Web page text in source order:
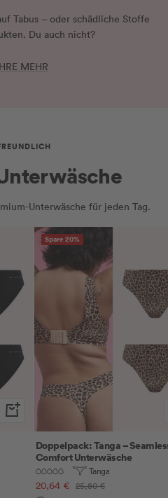
Tabus – oder schädliche Stoffe
Du auch nicht?
MEHR
Unterwäsche für jeden Tag.
Schnellansicht
Spare 20%
Doppelpack: Tanga –
Comfort Unterwäsche
Tanga
Angebotspreis
20,64 € Regulärer
25,80 €